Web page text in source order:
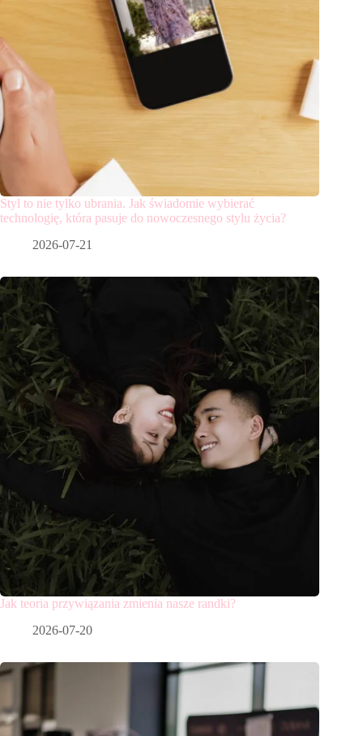
Styl to nie tylko ubrania. Jak świadomie wybierać
technologię, która pasuje do nowoczesnego stylu życia?
2026-07-21
Jak teoria przywiązania zmienia nasze randki?
2026-07-20